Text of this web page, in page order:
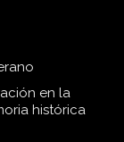
en la
histórica